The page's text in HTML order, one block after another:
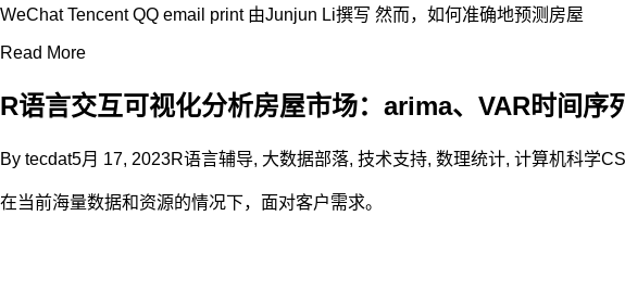
WeChat Tencent QQ email print 由Junjun Li撰写 然而，如何准确地预测房屋
Read More
R语言交互可视化分析房屋市场：arima、VAR时间
By tecdat5月 17, 2023R语言辅导, 大数据部落, 技术支持, 数理统计, 计算机科学
在当前海量数据和资源的情况下，面对客户需求。